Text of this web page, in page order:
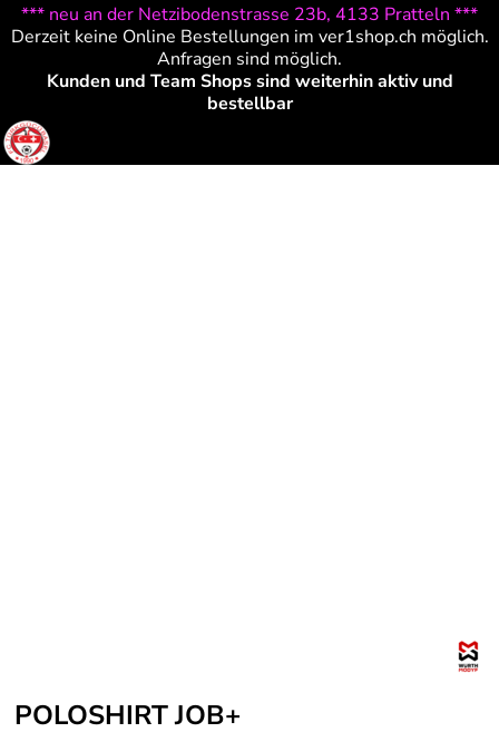
*** neu an der Netzibodenstrasse 23b, 4133 Pratteln ***
Derzeit keine Online Bestellungen im ver1shop.ch möglich.
Anfragen sind möglich.
Kunden und Team Shops sind weiterhin aktiv und
bestellbar
POLOSHIRT JOB+